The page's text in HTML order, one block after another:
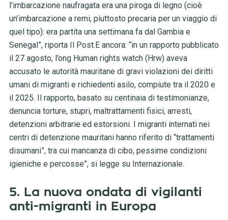
l’imbarcazione naufragata era una piroga di legno (cioè
un’imbarcazione a remi, piuttosto precaria per un viaggio di
quel tipo): era partita una settimana fa dal Gambia e
Senegal”, riporta Il Post.E ancora: “in un rapporto pubblicato
il 27 agosto, l’ong Human rights watch (Hrw) aveva
accusato le autorità mauritane di gravi violazioni dei diritti
umani di migranti e richiedenti asilo, compiute tra il 2020 e
il 2025. Il rapporto, basato su centinaia di testimonianze,
denuncia torture, stupri, maltrattamenti fisici, arresti,
detenzioni arbitrarie ed estorsioni. I migranti internati nei
centri di detenzione mauritani hanno riferito di “trattamenti
disumani”, tra cui mancanza di cibo, pessime condizioni
igieniche e percosse”, si legge su Internazionale.
5. La nuova ondata di vigilanti
anti-migranti in Europa